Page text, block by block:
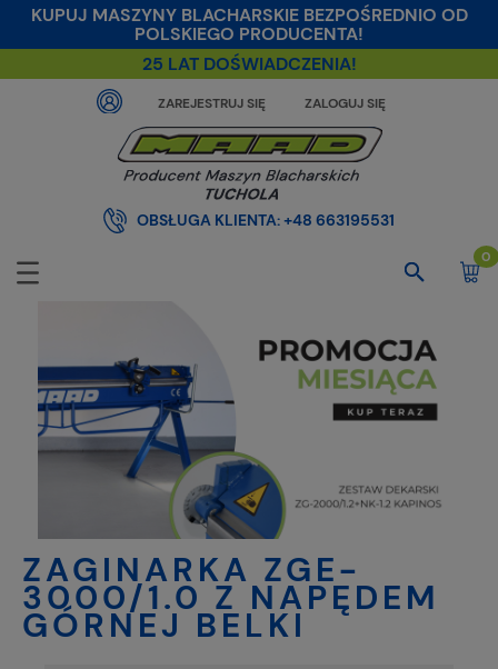
KUPUJ MASZYNY BLACHARSKIE BEZPOŚREDNIO OD
POLSKIEGO PRODUCENTA!
25 LAT DOŚWIADCZENIA!
ZAREJESTRUJ SIĘ ZALOGUJ SIĘ
OBSŁUGA KLIENTA:+48 663195531
ZAGINARKA ZGE-
3000/1.0 Z NAPĘDEM
GÓRNEJ BELKI